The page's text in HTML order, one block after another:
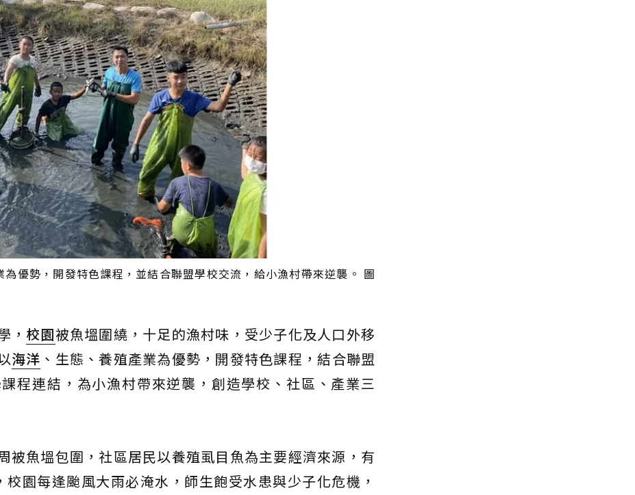
優勢，開發特色課程，並結合聯盟學校交流，給小漁村帶來逆襲。 圖
， 校園被魚塭圍繞，十足的漁村味，受少子化及人口外移
海洋 、生態、養殖產業為優勢，開發特色課程，結合聯盟
程連結，為小漁村帶來逆襲，創造學校、社區、產業三
被魚塭包圍，社區居民以養殖虱目魚為主要經濟來源，有
園每逢颱風大雨必淹水，師生飽受水患與少子化危機，